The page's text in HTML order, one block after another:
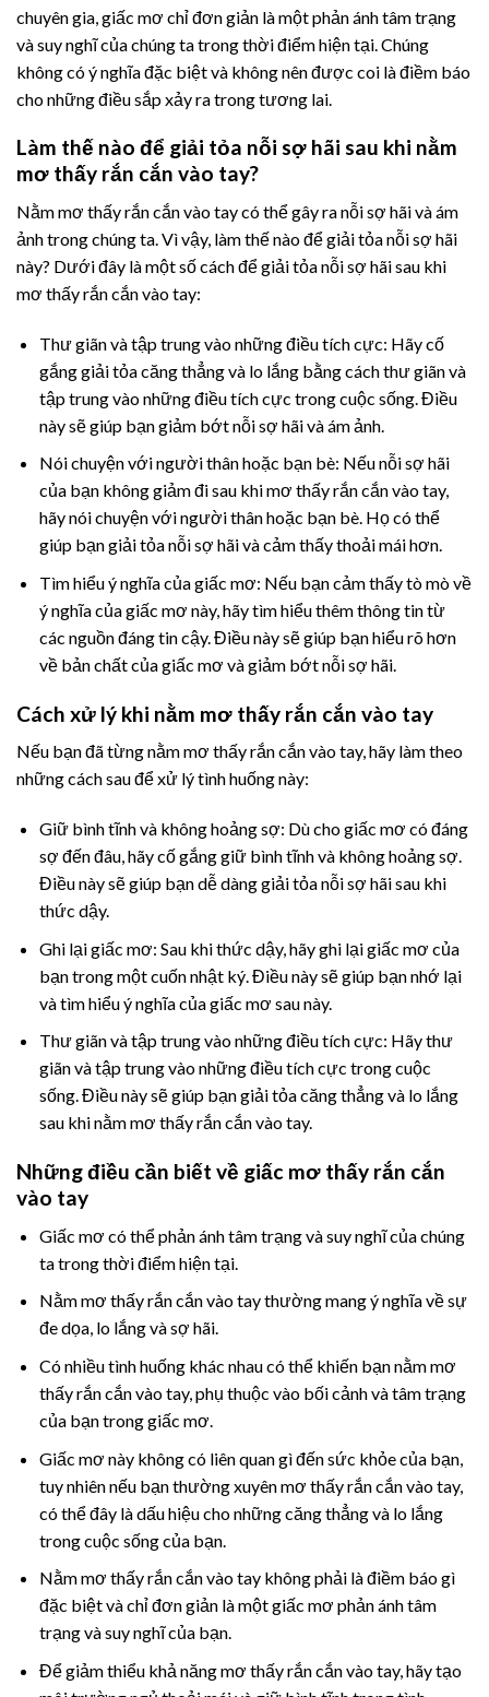
chuyên gia, giấc mơ chỉ đơn giản là một phản ánh tâm trạng
và suy nghĩ của chúng ta trong thời điểm hiện tại. Chúng
không có ý nghĩa đặc biệt và không nên được coi là điềm báo
cho những điều sắp xảy ra trong tương lai.
Làm thế nào để giải tỏa nỗi sợ hãi sau khi nằm
mơ thấy rắn cắn vào tay?
Nằm mơ thấy rắn cắn vào tay có thể gây ra nỗi sợ hãi và ám
ảnh trong chúng ta. Vì vậy, làm thế nào để giải tỏa nỗi sợ hãi
này? Dưới đây là một số cách để giải tỏa nỗi sợ hãi sau khi
mơ thấy rắn cắn vào tay:
Thư giãn và tập trung vào những điều tích cực: Hãy cố
gắng giải tỏa căng thẳng và lo lắng bằng cách thư giãn và
tập trung vào những điều tích cực trong cuộc sống. Điều
này sẽ giúp bạn giảm bớt nỗi sợ hãi và ám ảnh.
Nói chuyện với người thân hoặc bạn bè: Nếu nỗi sợ hãi
của bạn không giảm đi sau khi mơ thấy rắn cắn vào tay,
hãy nói chuyện với người thân hoặc bạn bè. Họ có thể
giúp bạn giải tỏa nỗi sợ hãi và cảm thấy thoải mái hơn.
Tìm hiểu ý nghĩa của giấc mơ: Nếu bạn cảm thấy tò mò về
ý nghĩa của giấc mơ này, hãy tìm hiểu thêm thông tin từ
các nguồn đáng tin cậy. Điều này sẽ giúp bạn hiểu rõ hơn
về bản chất của giấc mơ và giảm bớt nỗi sợ hãi.
Cách xử lý khi nằm mơ thấy rắn cắn vào tay
Nếu bạn đã từng nằm mơ thấy rắn cắn vào tay, hãy làm theo
những cách sau để xử lý tình huống này:
Giữ bình tĩnh và không hoảng sợ: Dù cho giấc mơ có đáng
sợ đến đâu, hãy cố gắng giữ bình tĩnh và không hoảng sợ.
Điều này sẽ giúp bạn dễ dàng giải tỏa nỗi sợ hãi sau khi
thức dậy.
Ghi lại giấc mơ: Sau khi thức dậy, hãy ghi lại giấc mơ của
bạn trong một cuốn nhật ký. Điều này sẽ giúp bạn nhớ lại
và tìm hiểu ý nghĩa của giấc mơ sau này.
Thư giãn và tập trung vào những điều tích cực: Hãy thư
giãn và tập trung vào những điều tích cực trong cuộc
sống. Điều này sẽ giúp bạn giải tỏa căng thẳng và lo lắng
sau khi nằm mơ thấy rắn cắn vào tay.
Những điều cần biết về giấc mơ thấy rắn cắn
vào tay
Giấc mơ có thể phản ánh tâm trạng và suy nghĩ của chúng
ta trong thời điểm hiện tại.
Nằm mơ thấy rắn cắn vào tay thường mang ý nghĩa về sự
đe dọa, lo lắng và sợ hãi.
Có nhiều tình huống khác nhau có thể khiến bạn nằm mơ
thấy rắn cắn vào tay, phụ thuộc vào bối cảnh và tâm trạng
của bạn trong giấc mơ.
Giấc mơ này không có liên quan gì đến sức khỏe của bạn,
tuy nhiên nếu bạn thường xuyên mơ thấy rắn cắn vào tay,
có thể đây là dấu hiệu cho những căng thẳng và lo lắng
trong cuộc sống của bạn.
Nằm mơ thấy rắn cắn vào tay không phải là điềm báo gì
đặc biệt và chỉ đơn giản là một giấc mơ phản ánh tâm
trạng và suy nghĩ của bạn.
Để giảm thiểu khả năng mơ thấy rắn cắn vào tay, hãy tạo